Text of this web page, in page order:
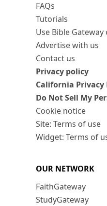
FAQs
Tutorials
Use Bible Gateway
Advertise with us
Contact us
Privacy policy
California Privacy
Do Not Sell My
Cookie notice
Site: Terms of use
Widget: Terms of
OUR NETWORK
FaithGateway
StudyGateway